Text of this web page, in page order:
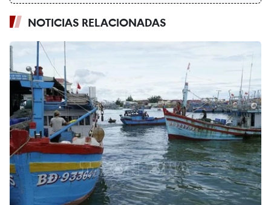
NOTICIAS RELACIONADAS